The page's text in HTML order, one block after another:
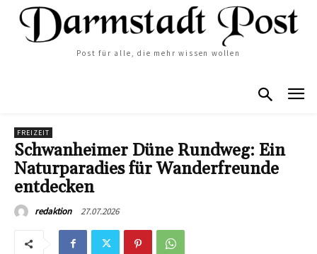
Post für alle, die mehr wissen wollen
FREIZEIT
Schwanheimer Düne Rundweg: Ein
Naturparadies für Wanderfreunde
entdecken
redaktion 27.07.2026